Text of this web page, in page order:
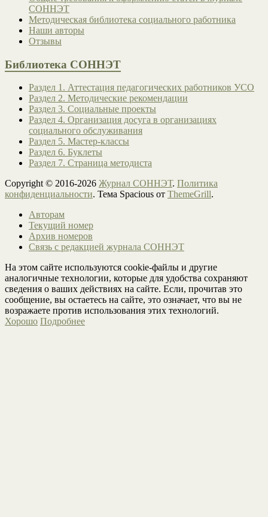
СОННЭТ
Методическая библиотека социального работника
Наши авторы
Отзывы
Библиотека СОННЭТ
Раздел 1. Аттестация педагогических работников УСО
Раздел 2. Методические рекомендации
Раздел 3. Социальные проекты
Раздел 4. Организация досуга в организациях
социального обслуживания
Раздел 5. Мастер-классы
Раздел 6. Буклеты
Раздел 7. Страница методиста
Copyright © 2016-2026 Журнал СОННЭТ. Политика
конфиденциальности. Тема Spacious от ThemeGrill.
Авторам
Текущий номер
Архив номеров
Связь с редакцией журнала СОННЭТ
На этом сайте используются cookie-файлы и другие
аналогичные технологии, которые для удобства сохраняют
сведения о ваших действиях на сайте. Если, прочитав это
сообщение, вы остаетесь на сайте, это означает, что вы не
возражаете против использования этих технологий.
Хорошо Подробнее